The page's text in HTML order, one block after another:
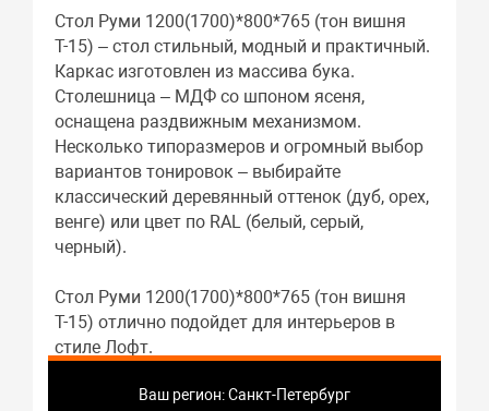
Ваш регион: Санкт-Петербург
Стол Руми 1200(1700)*800*765 (тон вишня
Т-15) – стол стильный, модный и практичный.
Каркас изготовлен из массива бука.
Столешница – МДФ со шпоном ясеня,
оснащена раздвижным механизмом.
Несколько типоразмеров и огромный выбор
вариантов тонировок – выбирайте
классический деревянный оттенок (дуб, орех,
венге) или цвет по RAL (белый, серый,
черный).
Стол Руми 1200(1700)*800*765 (тон вишня
Т-15) отлично подойдет для интерьеров в
стиле Лофт.
В качестве материала каркаса используется